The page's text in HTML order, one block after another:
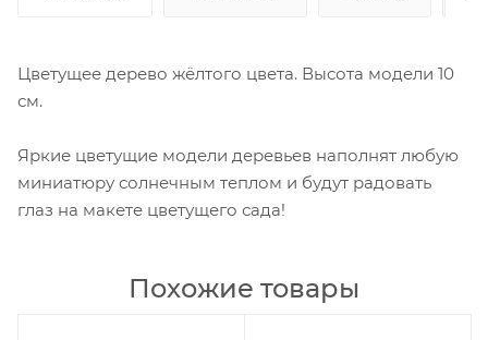
Цветущее дерево жёлтого цвета. Высота модели 10
см.
Яркие цветущие модели деревьев наполнят любую
миниатюру солнечным теплом и будут радовать
глаз на макете цветущего сада!
Похожие товары